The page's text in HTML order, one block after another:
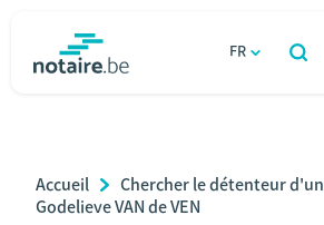
FR
Relations et vivre ensemble
Breadcrumb
Accueil
Chercher le détenteur
Godelieve VAN de VEN